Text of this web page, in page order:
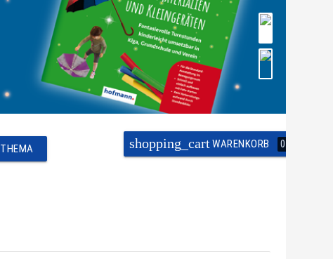
THEMA shopping_cartWARENKORB 0